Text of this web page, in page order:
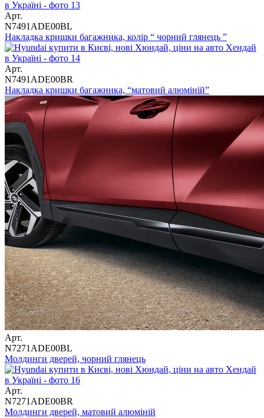
Арт.
N7491ADE00BL
Накладка кришки багажника, колір “ чорний глянець ”
Арт.
N7491ADE00BR
Накладка кришки багажника, “матовий алюміній”
Арт.
N7271ADE00BL
Молдинги дверей, чорний глянець
Арт.
N7271ADE00BR
Молдинги дверей, матовий алюміній